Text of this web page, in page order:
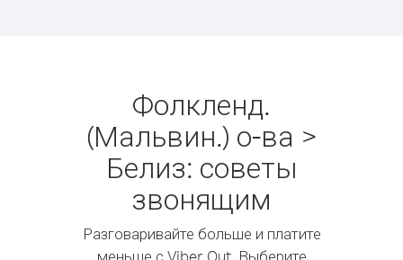
Фолкленд.
(Мальвин.) о-ва >
Белиз: советы
звонящим
Разговаривайте больше и платите
меньше с Viber Out. Выберите